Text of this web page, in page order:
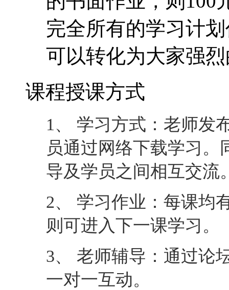
完全所有的学习计
可以转化为大家强
课程授课方式
1、 学习方式：老师发
员通过网络下载学习
导及学员之间相互交流
2、 学习作业：每课均
则可进入下一课学习。
3、 老师辅导：通过论
一对一互动。